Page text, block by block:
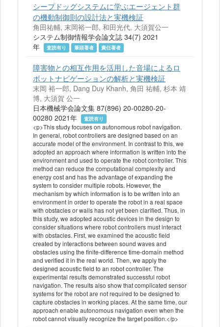
シープドッグシステムに学ぶエージェント群
の機動制御則の設計法と実機検証
角田祐輔, 末岡裕一郎, 和田光代, 大須賀公一
システム制御情報学会論文誌 34(7) 2021
年
査読有り 筆頭著者 責任著者
障害物との相互作用を活用した音場によるロ
ボットナビゲーションの解析と実機検証
末岡 裕一郎, Dang Duy Khanh, 角田 祐輔, 杉本 靖
博, 大須賀 公一
日本機械学会論文集 87(896) 20-00280-20-
00280 2021年
査読有り
<p>This study focuses on autonomous robot navigation.
In general, robot controllers are designed based on an
accurate model of the environment. In contrast to this, we
adopted an approach where information is written into the
environment and used to operate the robot controller. This
method can reduce the computational complexity and
energy cost and has the advantage of expanding the
system to consider multiple robots. However, the
mechanism by which information is to be written into an
environment in order to operate the robot in a real space
with obstacles or walls has not yet been clarified. Thus, in
this study, we adopted acoustic devices in the design to
consider situations where robot controllers must interact
with obstacles. First, we examined the acoustic field
created by interactions between sound waves and
obstacles using the finite-difference time-domain method
and verified it in the real world. Then, we apply the
designed acoustic field to an robot controller. The
experimental results demonstrated successful robot
navigation. The results also show that complicated sensor
systems for the robot are not required to be designed to
capture obstacles in working places. At the same time, our
approach enable autonomous navigation even when the
robot cannot visually recognize the target position.</p>